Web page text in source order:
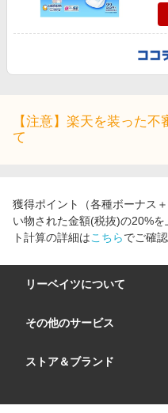
キッズ・ベビー用品
インテリア・寝具
ペット・花・DIY・車
生活・お役立ち
金融・マネー・保険
ビジネス・その他サービス
楽天サービス特集
わくわく夏特集
Qoo10メガポ
Samsung ボーナスキャンペー
【注意】楽天を装った
て
獲得ポイント（各種ボーナス
い物された金額(税抜)の20%
ト計算の詳細はこちらでご確
リーベイツについて
会社概要
サイトマップ
その他のサービス
楽天市場
ストア＆ブランド